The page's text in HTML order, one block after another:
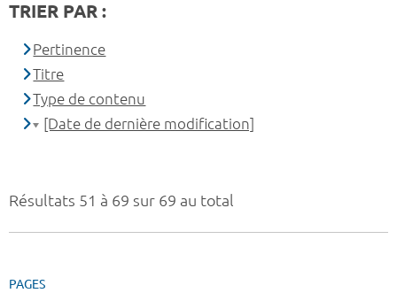
Résultats 51 à 69 sur 69 au total
PAGES
TRIER PAR :
Pertinence
Titre
Type de contenu
[Date de dernière modification]